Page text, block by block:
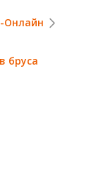
Онлайн
бруса